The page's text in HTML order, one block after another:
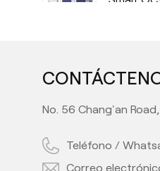
Algorithm
Algorithm
High
Offline
Full
No. 56 Chang'an
Teléfono /
Correo